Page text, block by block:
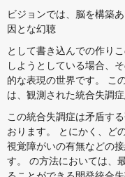
ビジョンでは、脳を構築
因とな幻聴
として書き込んでの作り
しようとしている場合、
的な表現の世界です。 こ
は、観測された統合失調
この統合失調症は矛盾す
おります。 とにかく、ど
視覚障がいの有無などの
す。 の方法においては、